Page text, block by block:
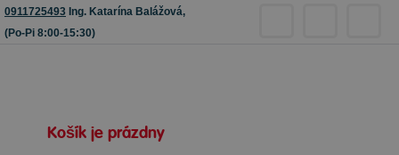
0911725493 Ing. Katarína Balážová,
(Po-Pi 8:00-15:30)
Košík je prázdny